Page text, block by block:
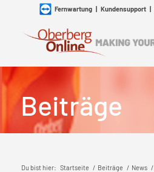
Fernwartung| Kundensupport|
Beiträge
Du bist hier: Startseite / Beiträge / News /